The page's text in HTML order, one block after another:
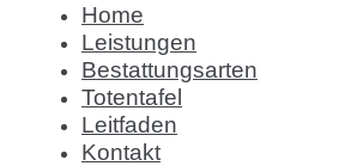
Home
Leistungen
Bestattungsarten
Totentafel
Leitfaden
Kontakt